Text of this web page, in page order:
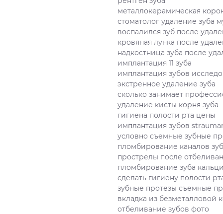
металлокерамическая
стоматолог удаление зуба
воспалился зуб после
кровяная лунка после
надкостница зуба после
имплантация 11 зуба
имплантация зубов
экстренное удаление зуба
сколько занимает
удаление кисты корня зуба
гигиена полости рта цены
имплантация зубов
условно съемные зубные
пломбирование каналов
прострелы после
пломбирование зуба
сделать гигиену полости
зубные протезы съемные
вкладка из безметалловой
отбеливание зубов фото